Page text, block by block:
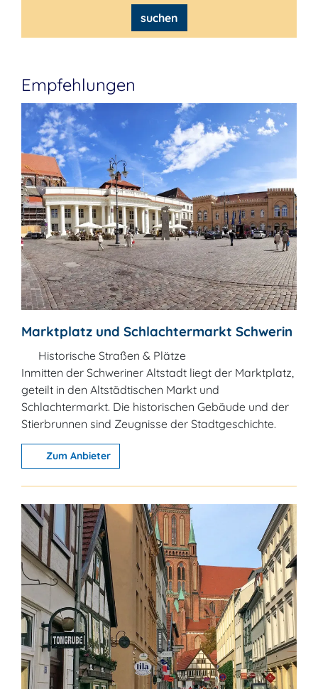
suchen
Empfehlungen
Marktplatz und Schlachtermarkt Schwerin
Historische Straßen & Plätze
Inmitten der Schweriner Altstadt liegt der Marktplatz,
geteilt in den Altstädtischen Markt und
Schlachtermarkt. Die historischen Gebäude und der
Stierbrunnen sind Zeugnisse der Stadtgeschichte.
Zum Anbieter